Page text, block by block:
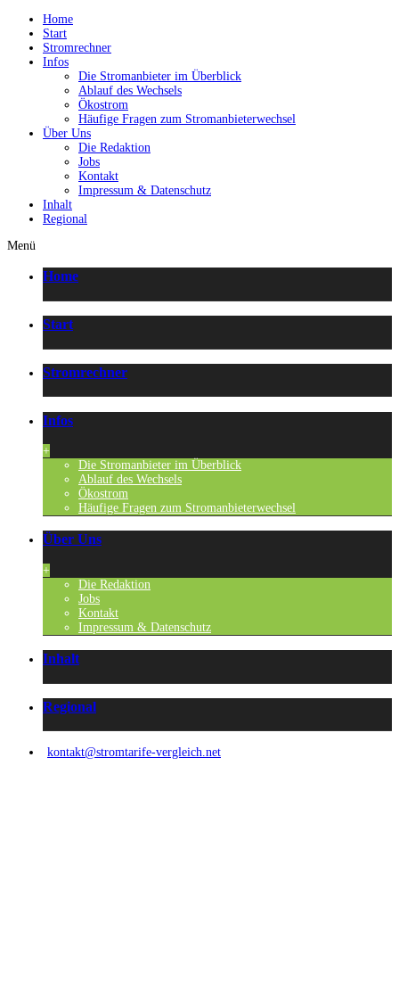
Home
Start
Stromrechner
Infos
Die Stromanbieter im Überblick
Ablauf des Wechsels
Ökostrom
Häufige Fragen zum Stromanbieterwechsel
Über Uns
Die Redaktion
Jobs
Kontakt
Impressum & Datenschutz
Inhalt
Regional
Menü
Home
Start
Stromrechner
Infos
+
Die Stromanbieter im Überblick
Ablauf des Wechsels
Ökostrom
Häufige Fragen zum Stromanbieterwechsel
Über Uns
+
Die Redaktion
Jobs
Kontakt
Impressum & Datenschutz
Inhalt
Regional
kontakt@stromtarife-vergleich.net